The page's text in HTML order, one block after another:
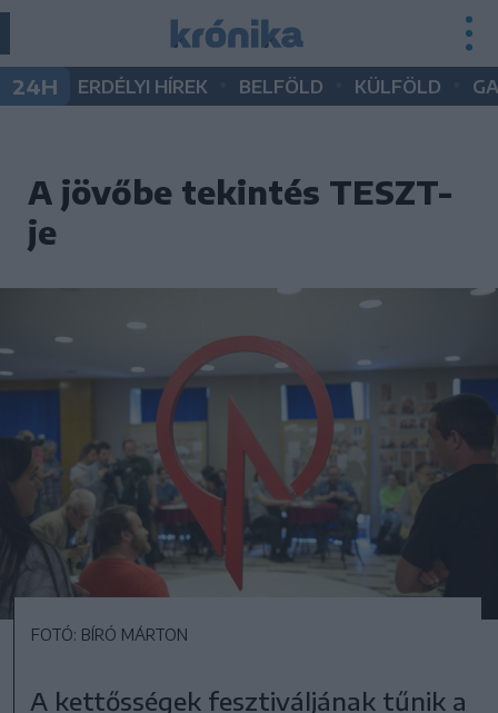
24H ERDÉLYI HÍREK BELFÖLD KÜLFÖLD
A jövőbe tekintés TESZT-
je
FOTÓ: BÍRÓ MÁRTON
A kettősségek fesztiváljának tűnik a